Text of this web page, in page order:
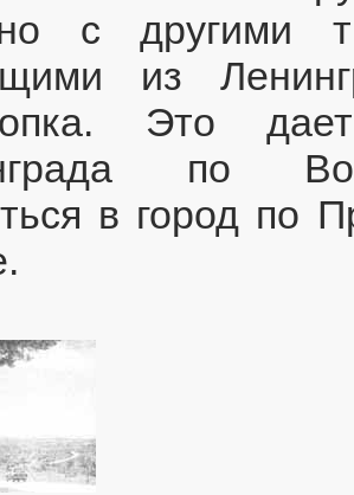
с другими
из
Это
по
в город по